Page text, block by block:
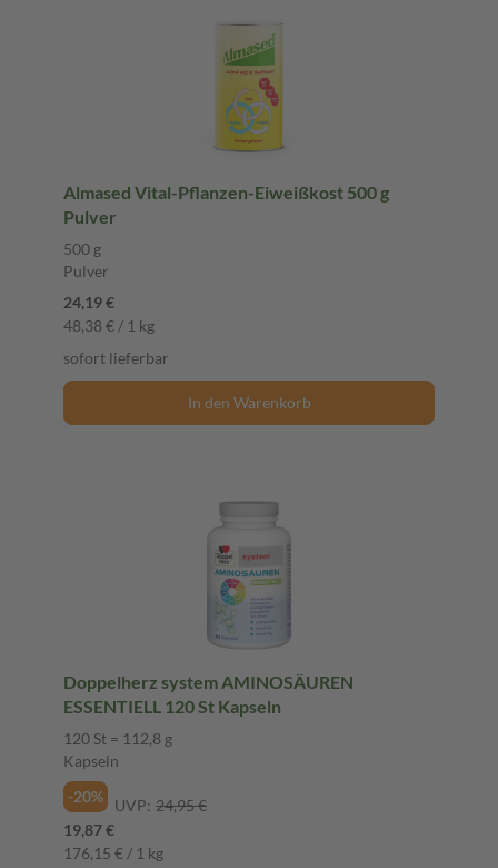
Almased Vital-Pflanzen-Eiweißkost 500 g
Pulver
500 g
Pulver
24,19 €
48,38 € / 1 kg
sofort lieferbar
In den Warenkorb
Doppelherz system AMINOSÄUREN
ESSENTIELL 120 St Kapseln
120 St = 112,8 g
Kapseln
-20%
UVP: 24,95 €
19,87 €
176,15 € / 1 kg